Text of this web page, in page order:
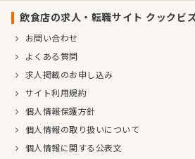
飲食店の求人・転職サイト クックビ
お問い合わせ
よくある質問
求人掲載のお申し込み
サイト利用規約
個人情報保護方針
個人情報の取り扱いについて
個人情報に関する公表文